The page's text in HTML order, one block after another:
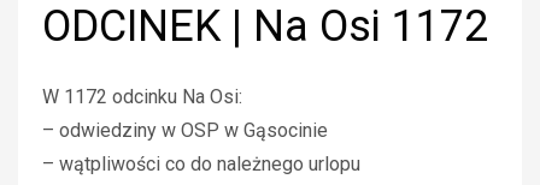
ODCINEK | Na Osi 1172
W 1172 odcinku Na Osi:
– odwiedziny w OSP w Gąsocinie
– wątpliwości co do należnego urlopu